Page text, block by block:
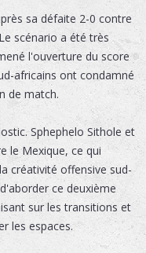
sa défaite 2-0 contre
scénario a été très
l'ouverture du score
africains ont condamné
de match.
Sphephelo Sithole et
le Mexique, ce qui
créativité offensive sud-
ce deuxième
sur les transitions et
les espaces.